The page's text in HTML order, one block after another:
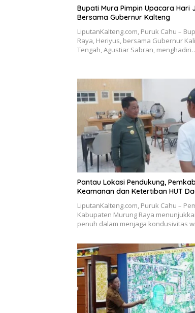
Bupati Mura Pimpin Upacara Hari
Bersama Gubernur Kalteng
LiputanKalteng.com, Puruk Cahu –
Raya, Heriyus, bersama Gubernur
Tengah, Agustiar Sabran,
Pantau Lokasi Pendukung,
Keamanan dan Ketertiban HUT
LiputanKalteng.com, Puruk Cahu –
Kabupaten Murung Raya
penuh dalam menjaga kondusivitas